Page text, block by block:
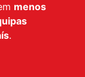
menos
.